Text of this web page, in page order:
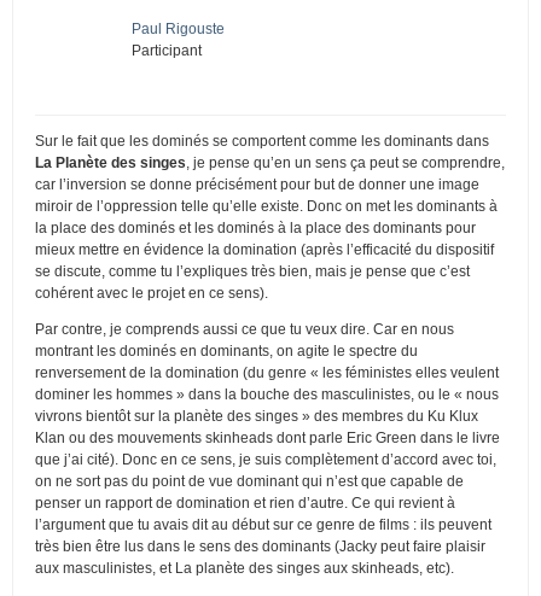
Paul Rigouste
Participant
Sur le fait que les dominés se comportent comme les dominants dans
La Planète des singes , je pense qu’en un sens ça peut se comprendre,
car l’inversion se donne précisément pour but de donner une image
miroir de l’oppression telle qu’elle existe. Donc on met les dominants à
la place des dominés et les dominés à la place des dominants pour
mieux mettre en évidence la domination (après l’efficacité du dispositif
se discute, comme tu l’expliques très bien, mais je pense que c’est
cohérent avec le projet en ce sens).
Par contre, je comprends aussi ce que tu veux dire. Car en nous
montrant les dominés en dominants, on agite le spectre du
renversement de la domination (du genre « les féministes elles veulent
dominer les hommes » dans la bouche des masculinistes, ou le « nous
vivrons bientôt sur la planète des singes » des membres du Ku Klux
Klan ou des mouvements skinheads dont parle Eric Green dans le livre
que j’ai cité). Donc en ce sens, je suis complètement d’accord avec toi,
on ne sort pas du point de vue dominant qui n’est que capable de
penser un rapport de domination et rien d’autre. Ce qui revient à
l’argument que tu avais dit au début sur ce genre de films : ils peuvent
très bien être lus dans le sens des dominants (Jacky peut faire plaisir
aux masculinistes, et La planète des singes aux skinheads, etc).